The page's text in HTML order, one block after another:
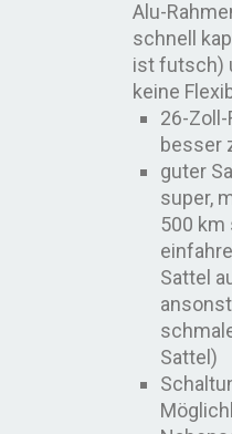
Alu-
schnell
ist futsch)
keine
26-
besser
guter
super,
500
Sattel
Sattel)